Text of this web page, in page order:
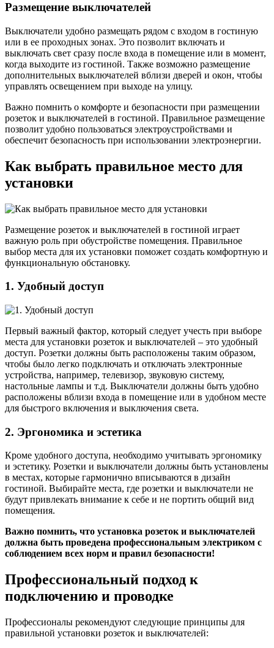
Размещение выключателей
Выключатели удобно размещать рядом с входом в гостиную
или в ее проходных зонах. Это позволит включать и
выключать свет сразу после входа в помещение или в момент,
когда выходите из гостиной. Также возможно размещение
дополнительных выключателей вблизи дверей и окон, чтобы
управлять освещением при выходе на улицу.
Важно помнить о комфорте и безопасности при размещении
розеток и выключателей в гостиной. Правильное размещение
позволит удобно пользоваться электроустройствами и
обеспечит безопасность при использовании электроэнергии.
Как выбрать правильное место для
установки
Размещение розеток и выключателей в гостиной играет
важную роль при обустройстве помещения. Правильное
выбор места для их установки поможет создать комфортную и
функциональную обстановку.
1. Удобный доступ
Первый важный фактор, который следует учесть при выборе
места для установки розеток и выключателей – это удобный
доступ. Розетки должны быть расположены таким образом,
чтобы было легко подключать и отключать электронные
устройства, например, телевизор, звуковую систему,
настольные лампы и т.д. Выключатели должны быть удобно
расположены вблизи входа в помещение или в удобном месте
для быстрого включения и выключения света.
2. Эргономика и эстетика
Кроме удобного доступа, необходимо учитывать эргономику
и эстетику. Розетки и выключатели должны быть установлены
в местах, которые гармонично вписываются в дизайн
гостиной. Выбирайте места, где розетки и выключатели не
будут привлекать внимание к себе и не портить общий вид
помещения.
Важно помнить, что установка розеток и выключателей
должна быть проведена профессиональным электриком с
соблюдением всех норм и правил безопасности!
Профессиональный подход к
подключению и проводке
Профессионалы рекомендуют следующие принципы для
правильной установки розеток и выключателей: